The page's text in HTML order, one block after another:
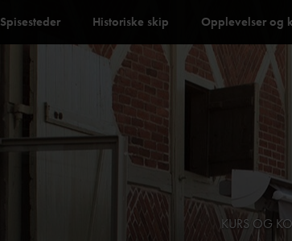
Spisesteder Historiske skip Opplevelser og
KURS OG